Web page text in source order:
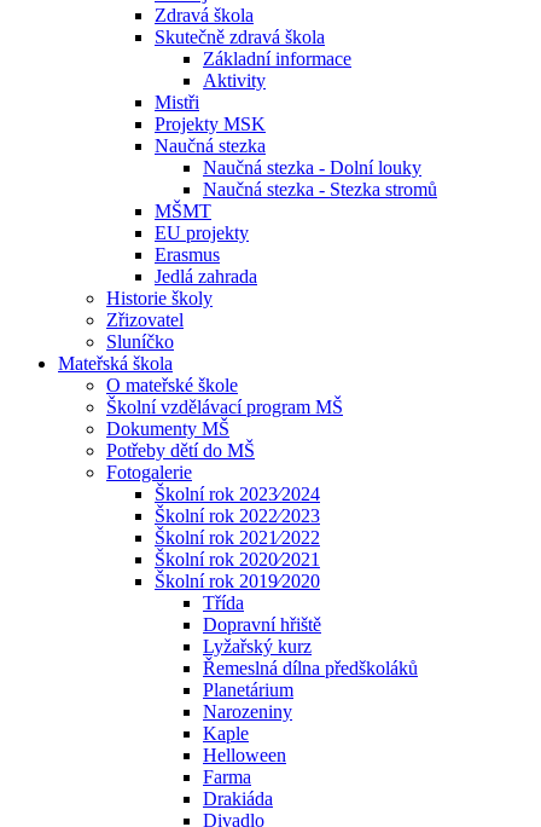
Zdravá škola
Skutečně zdravá škola
Základní informace
Aktivity
Mistři
Projekty MSK
Naučná stezka
Naučná stezka - Dolní louky
Naučná stezka - Stezka stromů
MŠMT
EU projekty
Erasmus
Jedlá zahrada
Historie školy
Zřizovatel
Sluníčko
Mateřská škola
O mateřské škole
Školní vzdělávací program MŠ
Dokumenty MŠ
Potřeby dětí do MŠ
Fotogalerie
Školní rok 2023⁄2024
Školní rok 2022⁄2023
Školní rok 2021⁄2022
Školní rok 2020⁄2021
Školní rok 2019⁄2020
Třída
Dopravní hřiště
Lyžařský kurz
Řemeslná dílna předškoláků
Planetárium
Narozeniny
Kaple
Helloween
Farma
Drakiáda
Divadlo